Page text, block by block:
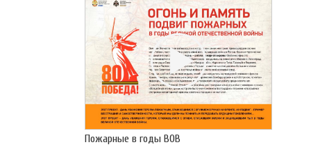
Пожарные в годы ВОВ